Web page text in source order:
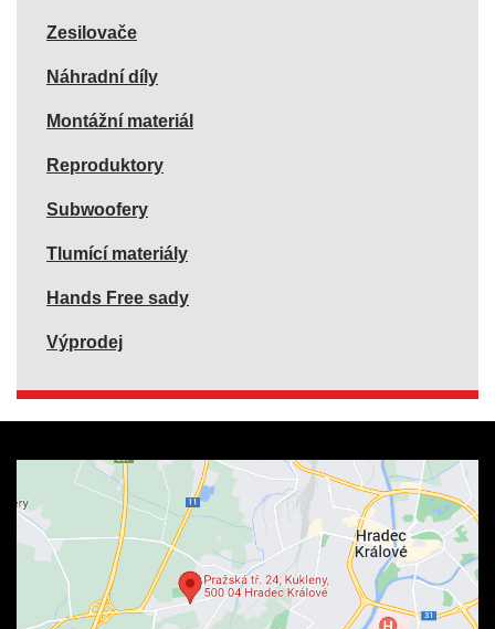
Zesilovače
Náhradní díly
Montážní materiál
Reproduktory
Subwoofery
Tlumící materiály
Hands Free sady
Výprodej